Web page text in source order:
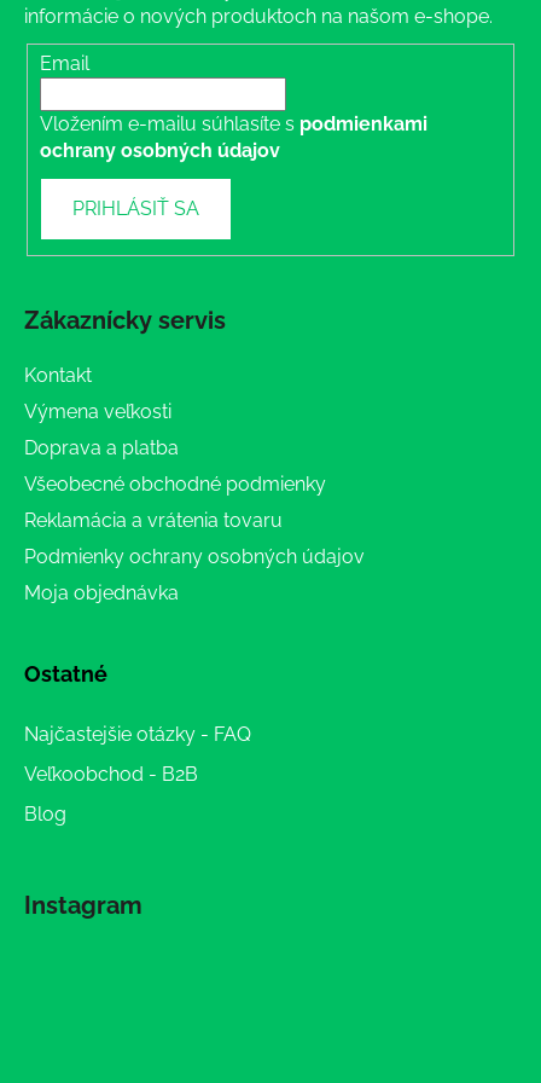
informácie o nových produktoch na našom e-shope.
Email
Vložením e-mailu súhlasíte s podmienkami
ochrany osobných údajov
PRIHLÁSIŤ SA
Zákaznícky servis
Kontakt
Výmena veľkosti
Doprava a platba
Všeobecné obchodné podmienky
Reklamácia a vrátenia tovaru
Podmienky ochrany osobných údajov
Moja objednávka
Ostatné
Najčastejšie otázky - FAQ
Veľkoobchod - B2B
Blog
Instagram